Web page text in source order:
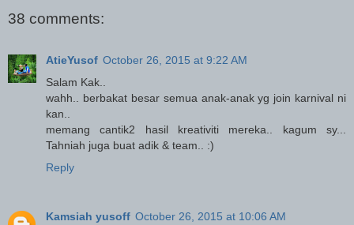
38 comments:
AtieYusof October 26, 2015 at 9:22 AM
Salam Kak..
wahh.. berbakat besar semua anak-anak yg join karnival ni
kan..
memang cantik2 hasil kreativiti mereka.. kagum sy...
Tahniah juga buat adik & team.. :)
Reply
Kamsiah yusoff October 26, 2015 at 10:06 AM